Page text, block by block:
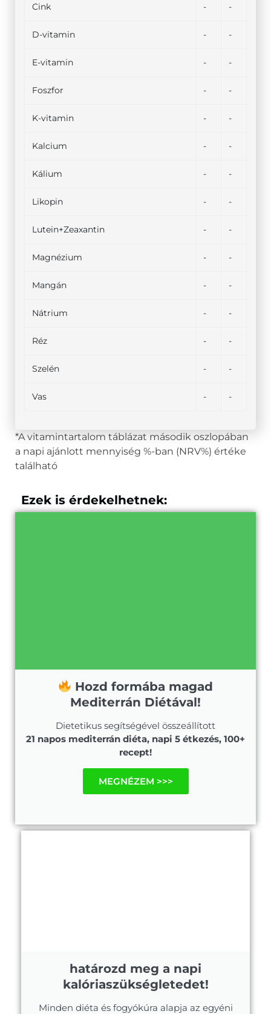
Cink - -
D-vitamin - -
E-vitamin - -
Foszfor - -
K-vitamin - -
Kalcium - -
Kálium - -
Likopin - -
Lutein+Zeaxantin - -
Magnézium - -
Mangán - -
Nátrium - -
Réz - -
Szelén - -
Vas - -
*A vitamintartalom táblázat második oszlopában
a napi ajánlott mennyiség %-ban (NRV%) értéke
található
Ezek is érdekelhetnek:
Hozd formába magad
Mediterrán Diétával!
Dietetikus segítségével összeállított
21 napos mediterrán diéta, napi 5 étkezés, 100+
recept!
MEGNÉZEM >>>
határozd meg a napi
kalóriaszükségletedet!
Minden diéta és fogyókúra alapja az egyéni